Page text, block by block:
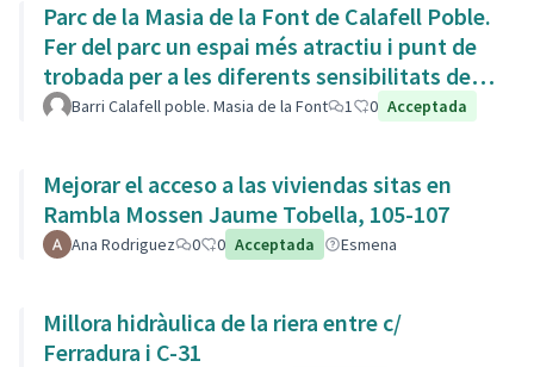
Parc de la Masia de la Font de Calafell Poble.
Fer del parc un espai més atractiu i punt de
trobada per a les diferents sensibilitats del
barri.Barri Calafell poble. Masia de la Font 1 0 Acceptada
Mejorar el acceso a las viviendas sitas en
Rambla Mossen Jaume Tobella, 105-107
Ana Rodriguez 0 0 Acceptada Esmena
Millora hidràulica de la riera entre c/
Ferradura i C-31